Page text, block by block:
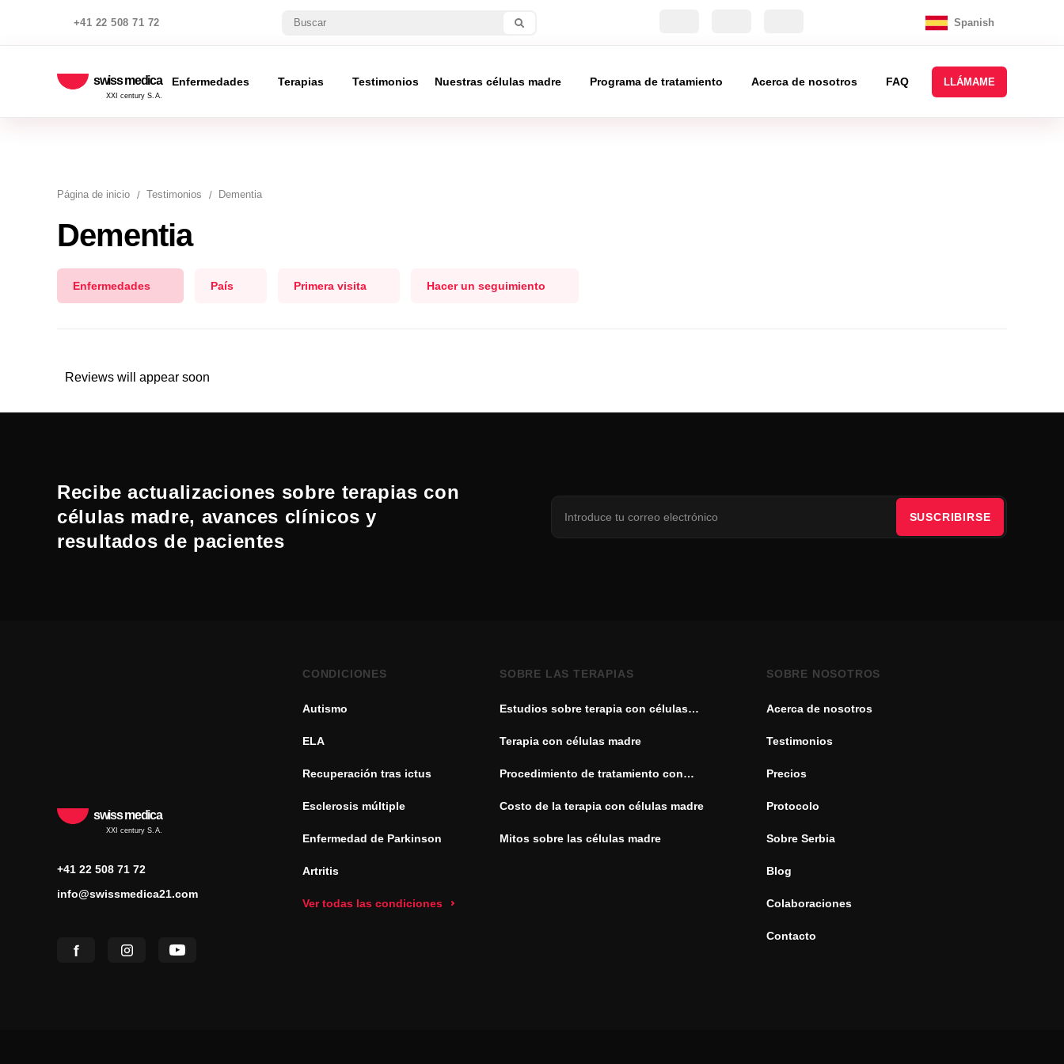
+41 22 508 71 72 Spanish
swiss medica
XXI century S.A.
Enfermedades Terapias Testimonios Nuestras células madre Programa de tratamiento Acerca de nosotros FAQ LLÁMAME
Página de inicio Testimonios Dementia
Dementia
Enfermedades País Primera visita Hacer un seguimiento
Reviews will appear soon
Recibe actualizaciones sobre terapias con
células madre, avances clínicos y
resultados de pacientes
SUSCRIBIRSE
swiss medica
XXI century S.A.
+41 22 508 71 72
info@swissmedica21.com
CONDICIONES
Autismo
ELA
Recuperación tras ictus
Esclerosis múltiple
Enfermedad de Parkinson
Artritis
Ver todas las condiciones
SOBRE LAS TERAPIAS
Estudios sobre terapia con células
Terapia con células madre
Procedimiento de tratamiento con
Costo de la terapia con células madre
Mitos sobre las células madre
SOBRE NOSOTROS
Acerca de nosotros
Testimonios
Precios
Protocolo
Sobre Serbia
Blog
Colaboraciones
Contacto